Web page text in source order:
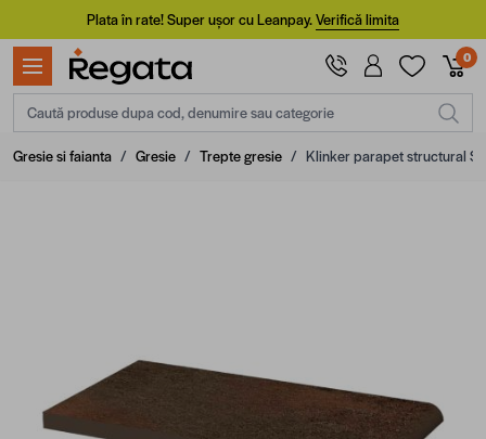
Mergi la ConținutPlata în rate! Super ușor cu Leanpay.Verifică limita
0
Caută produse dupa cod, denumire sau categorie
Gresie si faianta / Gresie / Trepte gresie / Klinker parapet structural